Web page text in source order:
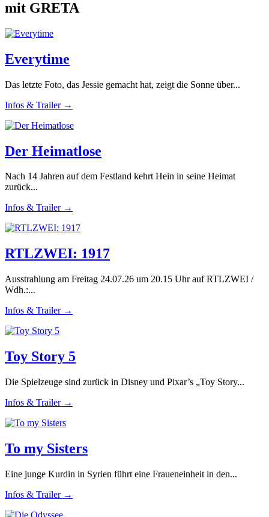
mit GRETA
Everytime
Das letzte Foto, das Jessie gemacht hat, zeigt die Sonne über...
Infos & Trailer →
Der Heimatlose
Nach 14 Jahren auf dem Festland kehrt Hein in seine Heimat
zurück...
Infos & Trailer →
RTLZWEI: 1917
Ausstrahlung am Freitag 24.07.26 um 20.15 Uhr auf RTLZWEI /
Wdh.:...
Infos & Trailer →
Toy Story 5
Die Spielzeuge sind zurück in Disney und Pixar’s „Toy Story...
Infos & Trailer →
To my Sisters
Eine junge Kurdin in Syrien führt eine Fraueneinheit in den...
Infos & Trailer →